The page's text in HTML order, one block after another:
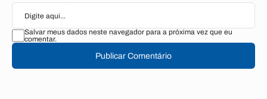
Salvar meus dados neste navegador para a próxima vez que eu
comentar.
Publicar Comentário